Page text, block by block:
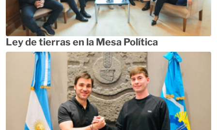
Ley de tierras en la Mesa Política